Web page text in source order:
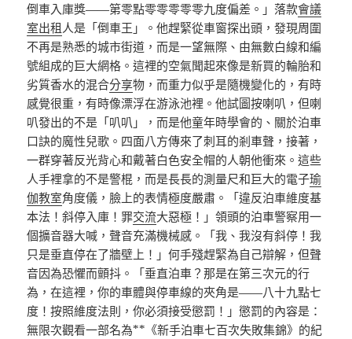
倒車入庫獎——第零點零零零零零九度偏差。」落款會議
室出租人是「倒車王」。他趕緊從車窗探出頭，發現周圍
不再是熟悉的城市街道，而是一望無際、由無數白線和編
號組成的巨大網格。這裡的空氣聞起來像是新買的輪胎和
劣質香水的混合分享物，而重力似乎是隨機變化的，有時
感覺很重，有時像漂浮在游泳池裡。他試圖按喇叭，但喇
叭發出的不是「叭叭」，而是他童年時學會的、關於泊車
口訣的魔性兒歌。四面八方傳來了刺耳的剎車聲，接著，
一群穿著反光背心和戴著白色安全帽的人朝他衝來。這些
人手裡拿的不是警棍，而是長長的測量尺和巨大的電子瑜
伽教室角度儀，臉上的表情極度嚴肅。「違反泊車維度基
本法！斜停入庫！罪交流大惡極！」領頭的泊車警察用一
個擴音器大喊，聲音充滿機械感。「我、我沒有斜停！我
只是垂直停在了牆壁上！」何手殘趕緊為自己辯解，但聲
音因為恐懼而顫抖。「垂直泊車？那是在第三次元的行
為，在這裡，你的車體與停車線的夾角是——八十九點七
度！按照維度法則，你必須接受懲罰！」懲罰的內容是：
無限次觀看一部名為**《新手泊車七百次失敗集錦》的紀